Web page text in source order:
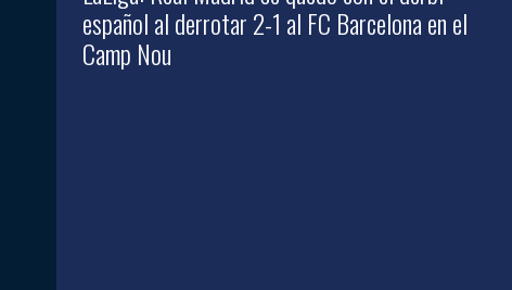
español al derrotar 2-1 al FC Barcelona en el
Camp Nou